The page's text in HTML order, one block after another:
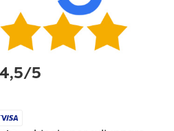
4,5/5